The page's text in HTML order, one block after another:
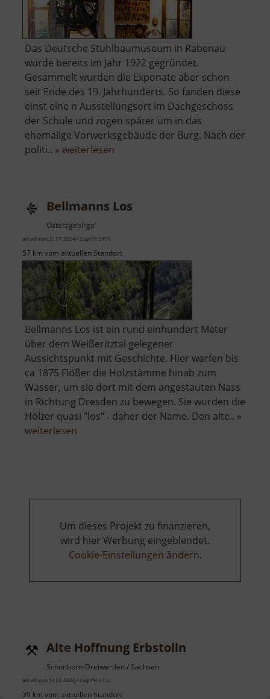
Das Deutsche Stuhlbaumuseum in Rabenau
wurde bereits im Jahr 1922 gegründet.
Gesammelt wurden die Exponate aber schon
seit Ende des 19. Jahrhunderts. So fanden diese
einst eine n Ausstellungsort im Dachgeschoss
der Schule und zogen später um in das
ehemalige Vorwerksgebäude der Burg. Nach der
politi.. » weiterlesen
Bellmanns Los
Osterzgebirge
aktuell vom 23.07.2024 / Zugriffe: 5759
57 km vom aktuellen Standort
Bellmanns Los ist ein rund einhundert Meter
über dem Weißeritztal gelegener
Aussichtspunkt mit Geschichte. Hier warfen bis
ca 1875 Flößer die Holzstämme hinab zum
Wasser, um sie dort mit dem angestauten Nass
in Richtung Dresden zu bewegen. Sie wurden die
Hölzer quasi "los" - daher der Name. Den alte.. »
weiterlesen
Um dieses Projekt zu finanzieren,
wird hier Werbung eingeblendet.
Cookie-Einstellungen ändern.
Alte Hoffnung Erbstolln
Schönborn-Dreiwerden / Sachsen
aktuell vom 04.06.2026 / Zugriffe: 6730
39 km vom aktuellen Standort